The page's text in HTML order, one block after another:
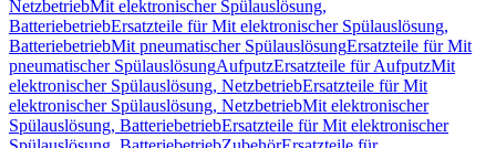
NetzbetriebMit elektronischer Spülauslösung,
BatteriebetriebErsatzteile für Mit elektronischer Spülauslösung,
BatteriebetriebMit pneumatischer SpülauslösungErsatzteile für Mit
pneumatischer SpülauslösungAufputzErsatzteile für AufputzMit
elektronischer Spülauslösung, NetzbetriebErsatzteile für Mit
elektronischer Spülauslösung, NetzbetriebMit elektronischer
Spülauslösung, BatteriebetriebErsatzteile für Mit elektronischer